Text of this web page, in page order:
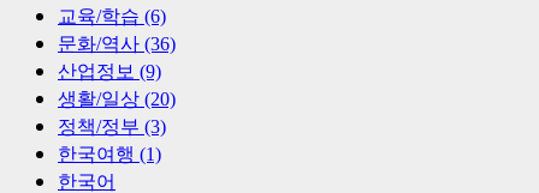
교육/학습 (6)
문화/역사 (36)
산업정보 (9)
생활/일상 (20)
정책/정부 (3)
한국여행 (1)
한국어